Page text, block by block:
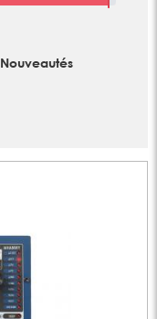
Nouveautés